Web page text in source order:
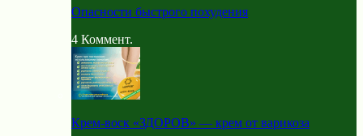
Опасности быстрого похудения
4 Коммент.
Крем-воск «ЗДОРОВ» — крем от варикоза